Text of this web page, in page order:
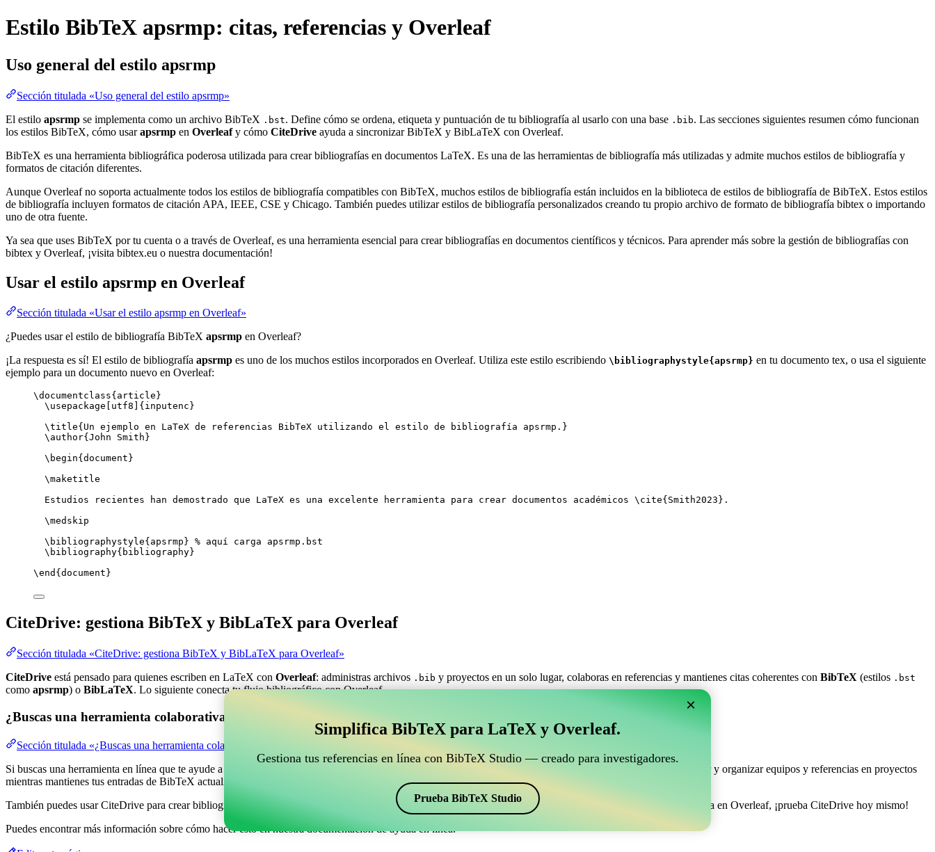
Estilo BibTeX apsrmp: citas, referencias y Overleaf
Uso general del estilo apsrmp
Sección titulada «Uso general del estilo apsrmp»
El estilo apsrmp se implementa como un archivo BibTeX .bst. Define cómo se ordena, etiqueta y puntuación de tu bibliografía al usarlo con una base .bib. Las secciones siguientes resumen cómo funcionan
los estilos BibTeX, cómo usarapsrmp en Overleafy cómo CiteDrive ayuda a sincronizar BibTeX y BibLaTeX con Overleaf.
BibTeX es una herramienta bibliográfica poderosa utilizada para crear bibliografías en documentos LaTeX. Es una de las herramientas de bibliografía más utilizadas y admite muchos estilos de bibliografía y
formatos de citación diferentes.
Aunque Overleaf no soporta actualmente todos los estilos de bibliografía compatibles con BibTeX, muchos estilos de bibliografía están incluidos en la biblioteca de estilos de bibliografía de BibTeX. Estos estilos
de bibliografía incluyen formatos de citación APA, IEEE, CSE y Chicago. También puedes utilizar estilos de bibliografía personalizados creando tu propio archivo de formato de bibliografía bibtex o importando
uno de otra fuente.
Ya sea que uses BibTeX por tu cuenta o a través de Overleaf, es una herramienta esencial para crear bibliografías en documentos científicos y técnicos. Para aprender más sobre la gestión de bibliografías con
bibtex y Overleaf, ¡visita bibtex.eu o nuestra documentación!
Usar el estilo apsrmp en Overleaf
Sección titulada «Usar el estilo apsrmp en Overleaf»
¿Puedes usar el estilo de bibliografía BibTeX apsrmp en Overleaf?
¡La respuesta es sí! El estilo de bibliografía apsrmp es uno de los muchos estilos incorporados en Overleaf. Utiliza este estilo escribiendo \bibliographystyle{apsrmp} en tu documento tex, o usa el siguiente
ejemplo para un documento nuevo en Overleaf:
\documentclass{ article }
\usepackage
utf8 ]{ inputenc }
\title{Un ejemplo en LaTeX de referencias BibTeX utilizando el estilo de bibliografía apsrmp.}
\author{John Smith}
\begin{ document }
\maketitle
Estudios recientes han demostrado que LaTeX es una excelente herramienta para crear documentos académicos \cite{ Smith2023 }.
\medskip
\bibliographystyle{apsrmp} % aquí carga apsrmp.bst
\bibliography{bibliography}
\end { document }
CiteDrive: gestiona BibTeX y BibLaTeX para Overleaf
Sección titulada «CiteDrive: gestiona BibTeX y BibLaTeX para Overleaf»
CiteDrive está pensado para quienes escriben en LaTeX con Overleaf: administras archivos .bib y proyectos en un solo lugar, colaboras en referencias y mantienes citas coherentes con BibTeX (estilos .bst
como apsrmp) o BibLaTeX. Lo siguiente conecta tu flujo bibliográfico con Overleaf.
¿Buscas una herramienta colaborativa en línea para gestionar tus referencias BibTeX que se conecte con Overleaf?
Sección titulada «¿Buscas una herramienta colaborativa en línea para gestionar tus referencias BibTeX que se conecte con Overleaf?»
Si buscas una herramienta en línea que te ayude a gestionar tus referencias, citas y bibliografía en Overleaf, ¡CiteDrive puede ser perfecta! Te permite coleccionar y organizar equipos y referencias en proyectos
mientras mantienes tus entradas de BibTeX actualizadas en tu proyecto de Overleaf.
También puedes usar CiteDrive para crear bibliografías y citas en varios estilos, incluyendo apsrmp. Así que si buscas una manera fácil de gestionar tu bibliografía en Overleaf, ¡prueba CiteDrive hoy mismo!
Puedes encontrar más información sobre cómo hacer esto en nuestra documentación de ayuda en línea.
×
Simplifica BibTeX para LaTeX y Overleaf.
Gestiona tus referencias en línea con BibTeX Studio — creado para investigadores.
Prueba BibTeX Studio